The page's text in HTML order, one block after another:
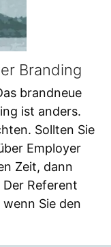
Branding
brandneue
ist anders.
Sollten Sie
Employer
Zeit, dann
Referent
Sie den